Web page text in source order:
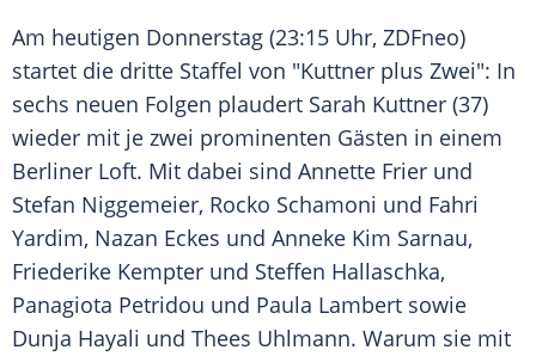
Am heutigen Donnerstag (23:15 Uhr, ZDFneo)
startet die dritte Staffel von "Kuttner plus Zwei": In
sechs neuen Folgen plaudert Sarah Kuttner (37)
wieder mit je zwei prominenten Gästen in einem
Berliner Loft. Mit dabei sind Annette Frier und
Stefan Niggemeier, Rocko Schamoni und Fahri
Yardim, Nazan Eckes und Anneke Kim Sarnau,
Friederike Kempter und Steffen Hallaschka,
Panagiota Petridou und Paula Lambert sowie
Dunja Hayali und Thees Uhlmann. Warum sie mit